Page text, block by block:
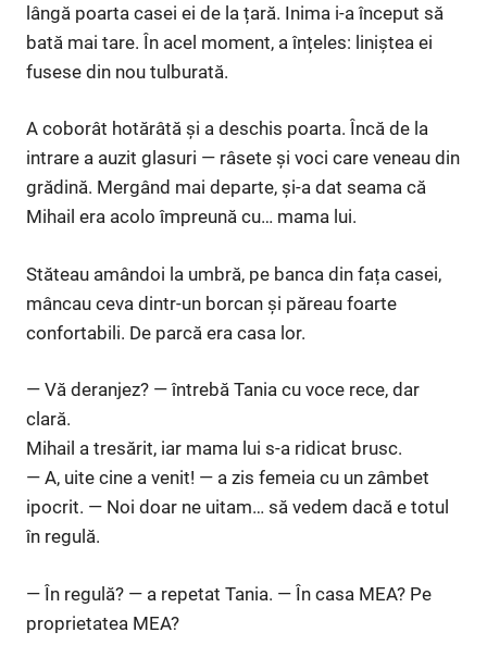
lângă poarta casei ei de la țară. Inima i-a început să
bată mai tare. În acel moment, a înțeles: liniștea ei
fusese din nou tulburată.
A coborât hotărâtă și a deschis poarta. Încă de la
intrare a auzit glasuri — râsete și voci care veneau din
grădină. Mergând mai departe, și-a dat seama că
Mihail era acolo împreună cu… mama lui.
Stăteau amândoi la umbră, pe banca din fața casei,
mâncau ceva dintr-un borcan și păreau foarte
confortabili. De parcă era casa lor.
— Vă deranjez? — întrebă Tania cu voce rece, dar
clară.
Mihail a tresărit, iar mama lui s-a ridicat brusc.
— A, uite cine a venit! — a zis femeia cu un zâmbet
ipocrit. — Noi doar ne uitam… să vedem dacă e totul
în regulă.
— În regulă? — a repetat Tania. — În casa MEA? Pe
proprietatea MEA?